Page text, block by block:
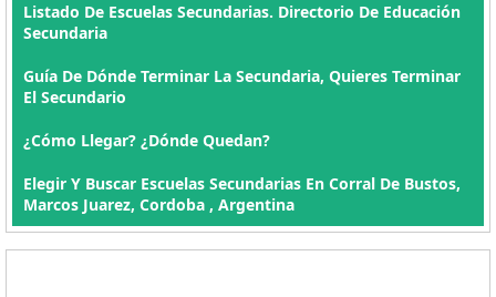
Listado De Escuelas Secundarias. Directorio De Educación
Secundaria
Guía De Dónde Terminar La Secundaria, Quieres Terminar
El Secundario
¿Cómo Llegar? ¿Dónde Quedan?
Elegir Y Buscar Escuelas Secundarias En Corral De Bustos,
Marcos Juarez, Cordoba , Argentina